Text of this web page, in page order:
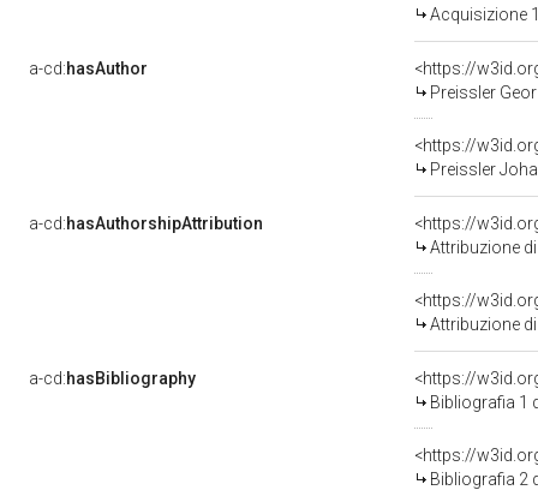
Acquisizione
a-cd:hasAuthor
<https://
Preissler
<https://
Preissler
a-cd:hasAuthorshipAttribution
<https://
Attribuzione
<https://
Attribuzione
a-cd:hasBibliography
<https://
Bibliografia 1
<https://
Bibliografia 2